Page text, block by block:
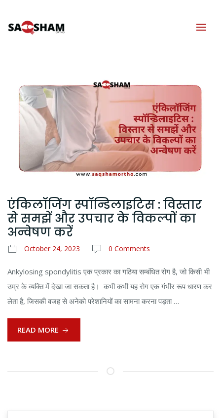
एंकिलॉजिंग स्पॉन्डिलाइटिस : विस्तार
से समझें और उपचार के विकल्पों का
अन्वेषण करें
October 24, 2023 0 Comments
Ankylosing spondylitis एक प्रकार का गठिया सम्बंधित रोग है, जो किसी भी
उम्र के व्यक्ति में देखा जा सकता है। कभी कभी यह रोग एक गंभीर रूप धारण कर
लेता है, जिसकी वजह से अनेको परेशानियों का सामना करना पड़ता …
READ MORE